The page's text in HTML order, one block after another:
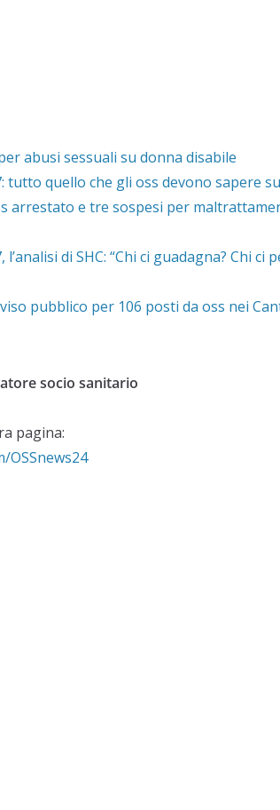
abusi sessuali su donna disabile
tutto quello che gli oss devono sapere
arrestato e tre sospesi per
l’analisi di SHC: “Chi ci guadagna? Chi ci
pubblico per 106 posti da oss nei
socio sanitario
pagina:
OSSnews24